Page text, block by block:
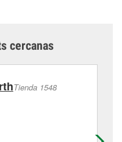
cercanas
Tienda 1548